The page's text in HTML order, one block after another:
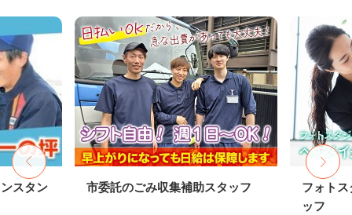
スタン 市委託のごみ収集補助スタッフ
フォト
ッフ